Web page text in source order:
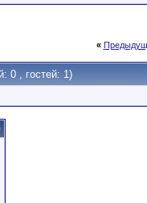
«
0 , гостей: 1)